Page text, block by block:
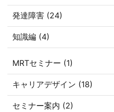
発達障害 (24)
知識編 (4)
MRTセミナー (1)
キャリアデザイン (18)
セミナー案内 (2)